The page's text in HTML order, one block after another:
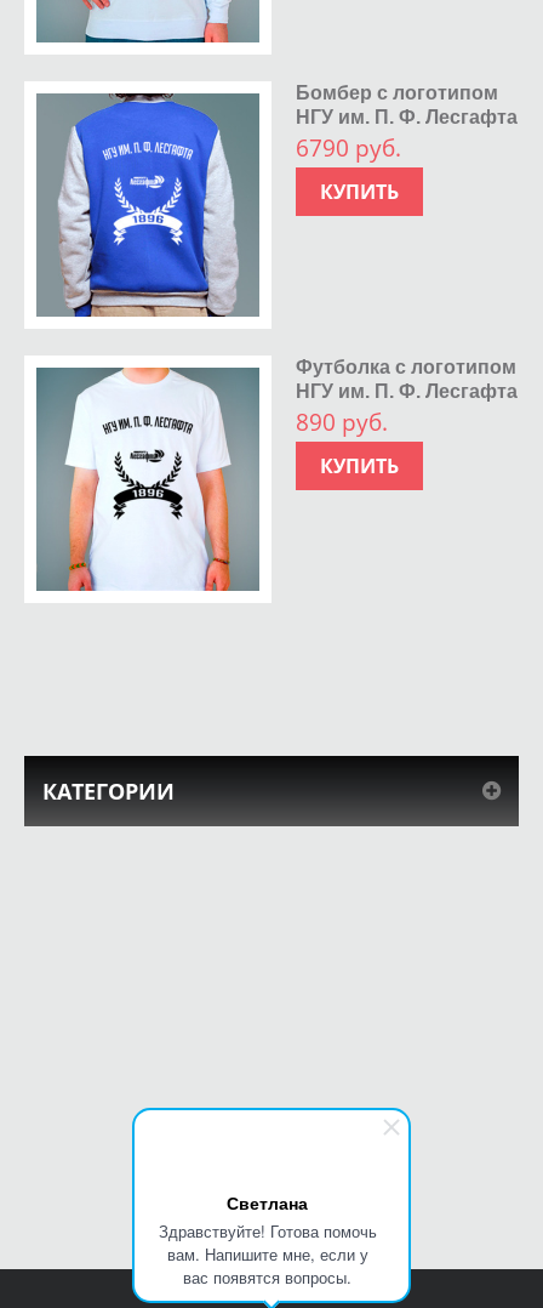
Светлана
Здравствуйте! Готова помочь
вам. Напишите мне, если у
вас появятся вопросы.
Бомбер с логотипом
НГУ им. П. Ф. Лесгафта
6790 руб.
КУПИТЬ
Футболка с логотипом
НГУ им. П. Ф. Лесгафта
890 руб.
КУПИТЬ
КАТЕГОРИИ